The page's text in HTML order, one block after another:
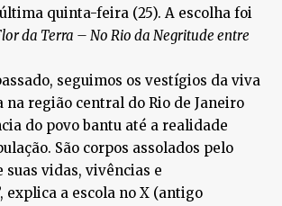
quinta-feira (25). A escolha foi
da Terra – No Rio da Negritude entre
seguimos os vestígios da viva
na região central do Rio de Janeiro
do povo bantu até a realidade
São corpos assolados pelo
suas vidas, vivências e
explica a escola no X (antigo